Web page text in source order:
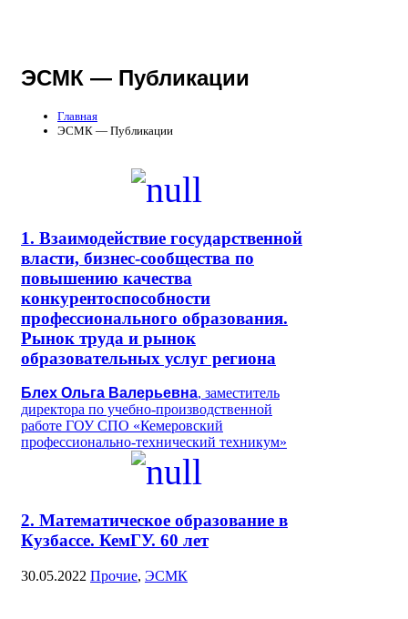
ЭСМК — Публикации
Главная
ЭСМК — Публикации
1. Взаимодействие государственной
власти, бизнес-сообщества по
повышению качества
конкурентоспособности
профессионального образования.
Рынок труда и рынок
образовательных услуг региона
Блех Ольга Валерьевна, заместитель
директора по учебно-производственной
работе ГОУ СПО «Кемеровский
профессионально-технический техникум»
2. Математическое образование в
Кузбассе. КемГУ. 60 лет
30.05.2022 Прочие, ЭСМК